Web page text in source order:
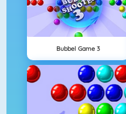
Bubbel Game 3